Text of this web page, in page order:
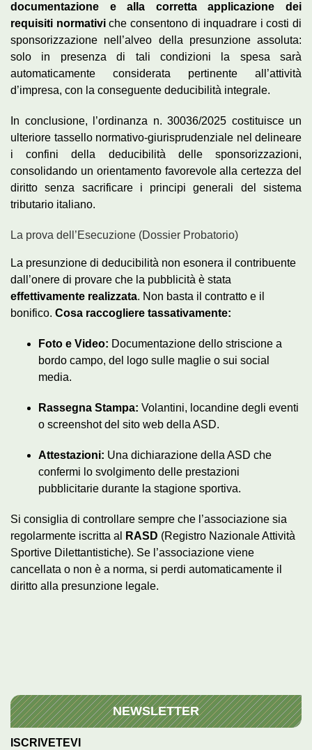
documentazione e alla corretta applicazione dei
requisiti normativiche consentono di inquadrare i costi di
sponsorizzazione nell’alveo della presunzione assoluta:
solo in presenza di tali condizioni la spesa sarà
automaticamente considerata pertinente all’attività
d’impresa, con la conseguente deducibilità integrale.
In conclusione, l’ordinanza n. 30036/2025 costituisce un
ulteriore tassello normativo-giurisprudenziale nel delineare
i confini della deducibilità delle sponsorizzazioni,
consolidando un orientamento favorevole alla certezza del
diritto senza sacrificare i principi generali del sistema
tributario italiano.
La prova dell’Esecuzione (Dossier Probatorio)
La presunzione di deducibilità non esonera il contribuente
dall’onere di provare che la pubblicità è stata
effettivamente realizzata. Non basta il contratto e il
bonifico. Cosa raccogliere tassativamente:
Foto e Video: Documentazione dello striscione a
bordo campo, del logo sulle maglie o sui social
media.
Rassegna Stampa: Volantini, locandine degli eventi
o screenshot del sito web della ASD.
Attestazioni: Una dichiarazione della ASD che
confermi lo svolgimento delle prestazioni
pubblicitarie durante la stagione sportiva.
Si consiglia di controllare sempre che l’associazione sia
regolarmente iscritta al
RASD (Registro Nazionale Attività
Sportive Dilettantistiche). Se l’associazione viene
cancellata o non è a norma, si perdi automaticamente il
diritto alla presunzione legale.
NEWSLETTER
ISCRIVETEVI